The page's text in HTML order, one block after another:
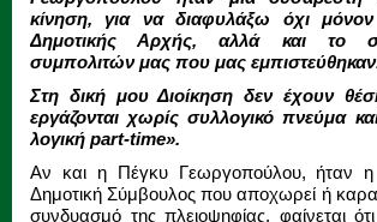
κίνηση, για να διαφυλάξω όχι
Δημοτικής Αρχής, αλλά και το
συμπολιτών μας που μας
Στη δική μου Διοίκηση δεν έχουν
εργάζονται χωρίς συλλογικό πνεύμα
λογική part-time».
Αν και η Πέγκυ Γεωργοπούλου, ήταν
Δημοτική Σύμβουλος που αποχωρεί ή
συνδυασμό της πλειοψηφίας, φαίνεται ότι